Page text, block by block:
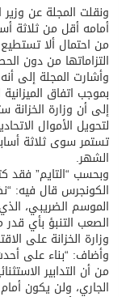
ونقلت المجلة عن
أمامه أقل من ثلاثة
التزاماتها من دون
وأشارت المجلة إلى
بموجب اتفاق
إلى أن وزارة الخزانة
لتحويل الأموال
تستمر سوى ثلاثة
الشهر.
وبحسب “التايم” فقد
الكونجرس قال فيه:
الصعب التنبؤ بأي
وزارة الخزانة على
وأضاف: “بناء على
الجاري، ولن يكون